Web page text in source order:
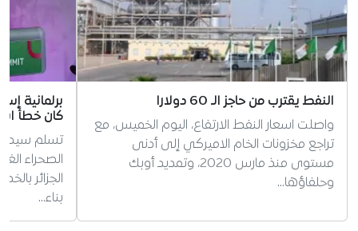
النفط يقترب من حاجز الـ 60 دولارا
واصلت اسعار النفط الارتفاع، اليوم الخميس، مع
تراجع مخزونات الخام الاميركي إلى أدنى
مستوى منذ مارس 2020، وتمديد أوبك
وحلفاؤها…
برلمانية
كان خطأً
تسلم سيدي
الصحراء
الجزائر
بناء…